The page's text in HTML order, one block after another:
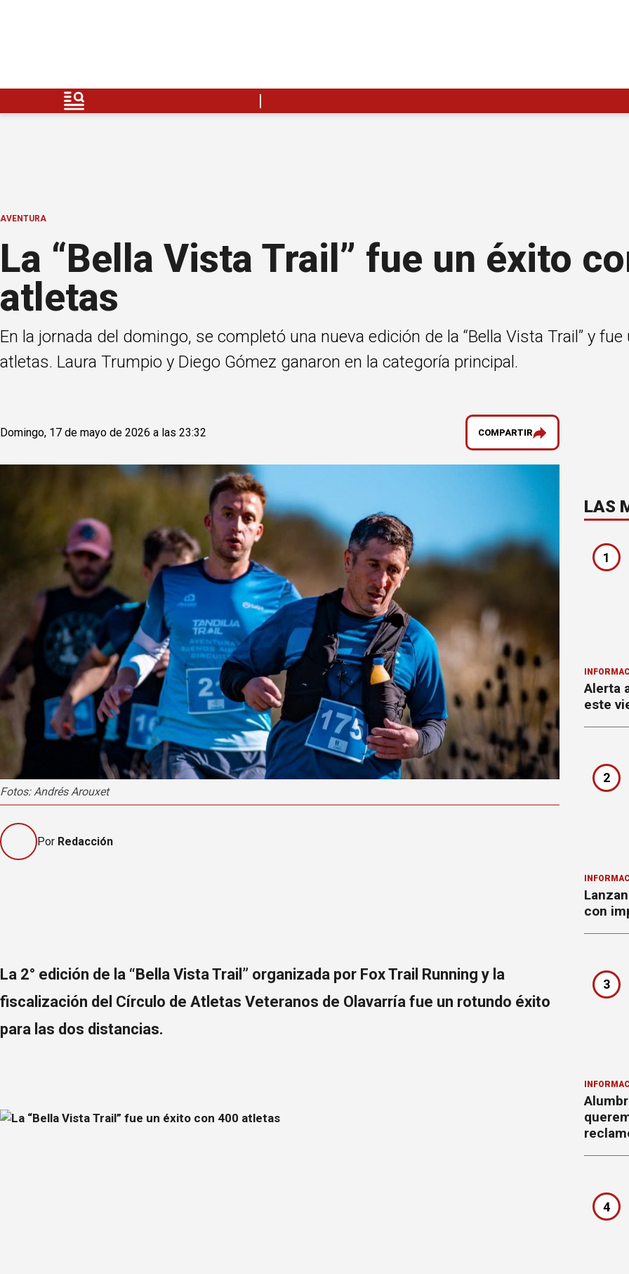
AVENTURA
La “Bella Vista Trail” fue un éxito
atletas
En la jornada del domingo, se completó una nueva edición de la “Bella Vista Trail” y
atletas. Laura Trumpio y Diego Gómez ganaron en la categoría principal.
Domingo, 17 de mayo de 2026 a las 23:32 COMPARTIR
Fotos: Andrés Arouxet
Por Redacción
La 2° edición de la “Bella Vista Trail” organizada por Fox Trail Running y la
fiscalización del Círculo de Atletas Veteranos de Olavarría fue un rotundo éxito
para las dos distancias.
LAS
1
Alerta
este
2
con
3
4